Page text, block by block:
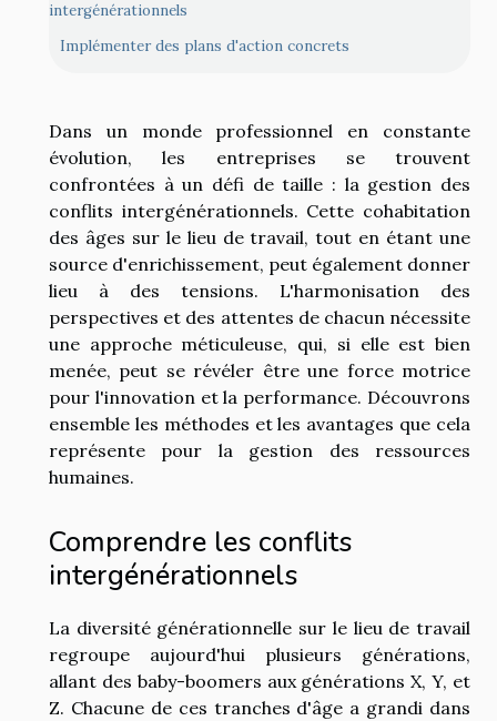
intergénérationnels
Implémenter des plans d'action concrets
Dans un monde professionnel en constante
évolution, les entreprises se trouvent
confrontées à un défi de taille : la gestion des
conflits intergénérationnels. Cette cohabitation
des âges sur le lieu de travail, tout en étant une
source d'enrichissement, peut également donner
lieu à des tensions. L'harmonisation des
perspectives et des attentes de chacun nécessite
une approche méticuleuse, qui, si elle est bien
menée, peut se révéler être une force motrice
pour l'innovation et la performance. Découvrons
ensemble les méthodes et les avantages que cela
représente pour la gestion des ressources
humaines.
Comprendre les conflits
intergénérationnels
La diversité générationnelle sur le lieu de travail
regroupe aujourd'hui plusieurs générations,
allant des baby-boomers aux générations X, Y, et
Z. Chacune de ces tranches d'âge a grandi dans